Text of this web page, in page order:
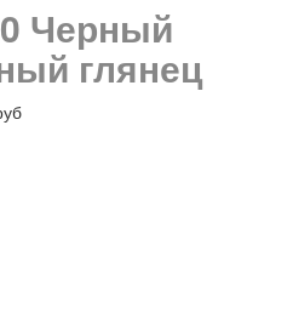
Черный
глянец